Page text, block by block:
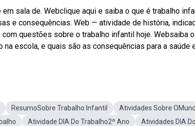
em sala de. Webclique aqui e saiba o que é trabalho
e consequências. Web — atividade de história,
com questões sobre o trabalho infantil hoje. Websaiba
na escola, e quais são as consequências para a saúde
ResumoSobre Trabalho Infantil Atividades Sobre
Atividade DIA Do Trabalho2º Ano
Atividades DIA